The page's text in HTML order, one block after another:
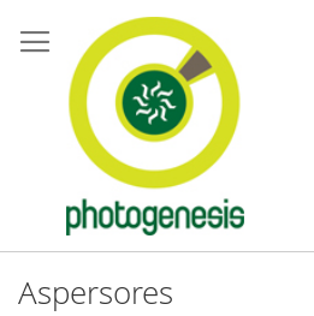
para
o
conteúdo
Aspersores